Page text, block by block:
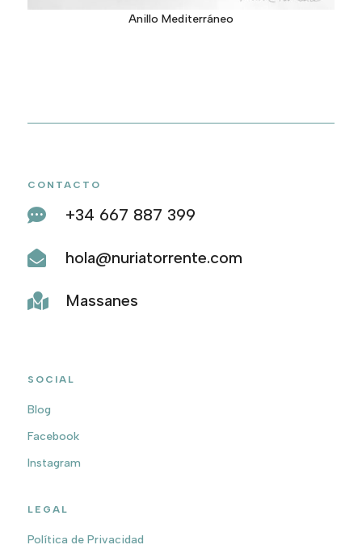
Anillo Mediterráneo
CONTACTO
 +34 667 887 399
 hola@nuriatorrente.com
 Massanes
SOCIAL
Blog
Facebook
Instagram
LEGAL
Política de Privacidad